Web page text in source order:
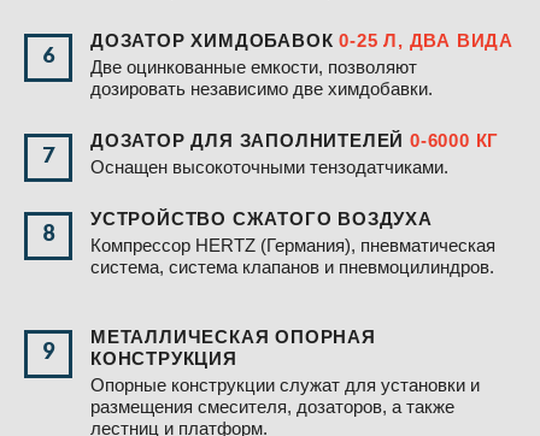
6
ДОЗАТОР ХИМДОБАВОК0-25 Л, ДВА ВИДА
Две оцинкованные емкости, позволяют
дозировать независимо две химдобавки.
7
ДОЗАТОР ДЛЯ ЗАПОЛНИТЕЛЕЙ0-6000 КГ
Оснащен высокоточными тензодатчиками.
8
УСТРОЙСТВО СЖАТОГО ВОЗДУХА
Компрессор HERTZ (Германия), пневматическая
система, система клапанов и пневмоцилиндров.
9
МЕТАЛЛИЧЕСКАЯ ОПОРНАЯ
КОНСТРУКЦИЯ
Опорные конструкции служат для установки и
размещения смесителя, дозаторов, а также
лестниц и платформ.